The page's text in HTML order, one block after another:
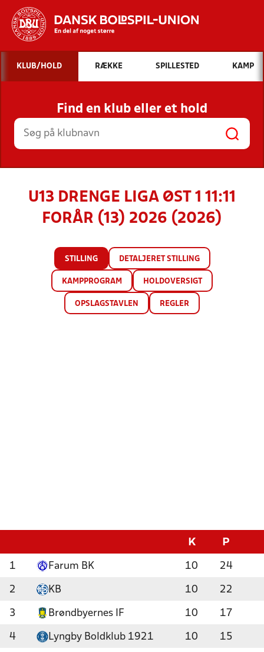
Hvad vil du søge efter?
INDHOLD OG NYHEDER
STILLINGER, RESULTATER, KLUBBER OG
HOLD
KLUB/HOLD RÆKKE SPILLESTED KAMP
Find en klub eller et hold
U13 DRENGE LIGA ØST 1 11:11
FORÅR (13) 2026 (2026)
STILLING DETALJERET STILLING
KAMPPROGRAM HOLDOVERSIGT
OPSLAGSTAVLEN REGLER
K P
1 Farum BK 10 24
2 KB 10 22
3 Brøndbyernes IF 10 17
4 Lyngby Boldklub 1921 10 15